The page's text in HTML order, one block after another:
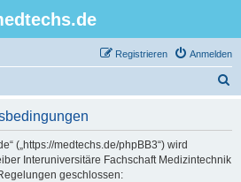
Anmelden
Registrieren
(„https://medtechs.de/phpBB3“) wird
Interuniversitäre Fachschaft Medizintechnik
geschlossen: